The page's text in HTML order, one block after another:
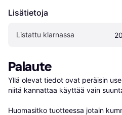
Lisätietoja
Listattu klarnassa
Palaute
Yllä olevat tiedot ovat peräisin
niitä kannattaa käyttää vain
Huomasitko tuotteessa jotain